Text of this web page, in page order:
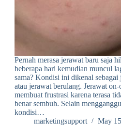
Pernah merasa jerawat baru saja
beberapa hari kemudian muncul
sama? Kondisi ini dikenal
atau jerawat berulang. Jerawat
membuat frustrasi karena terasa
benar sembuh. Selain
kondisi…
marketingsupport
May